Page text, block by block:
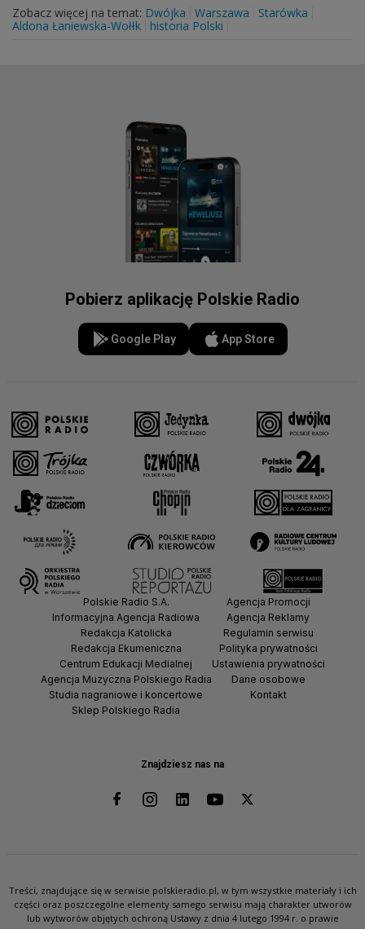
Zobacz więcej na temat: Dwójka Warszawa
Starówka
Aldona Łaniewska-Wołłk
historia Polski
Pobierz aplikację Polskie Radio
Google Play App Store
Znajdziesz nas na
Polskie Radio S.A.
Informacyjna Agencja Radiowa
Redakcja Katolicka
Redakcja Ekumeniczna
Centrum Edukacji Medialnej
Agencja Muzyczna Polskiego Radia
Studia nagraniowe i koncertowe
Sklep Polskiego Radia
Agencja Promocji
Agencja Reklamy
Regulamin serwisu
Polityka prywatności
Ustawienia prywatności
Dane osobowe
Kontakt
Treści, znajdujące się w serwisie polskieradio.pl, w tym wszystkie materiały i ich
części oraz poszczególne elementy samego serwisu mają charakter utworów
lub wytworów objętych ochroną Ustawy z dnia 4 lutego 1994 r. o prawie